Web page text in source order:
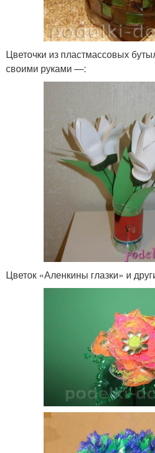
Цветочки из пластмассовых
своими руками —:
Цветок «Аленкины глазки» и